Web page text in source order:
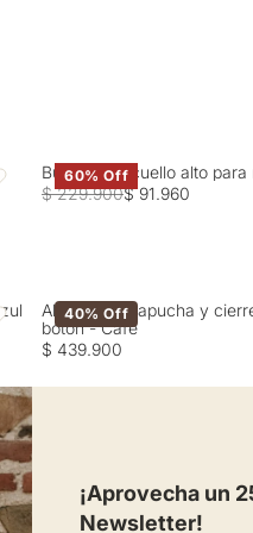
60% Off
Buzo tejido cuello alto
$ 229.900$ 91.960
40% Off
Abrigo con capucha y
botón - Café
$ 439.900
¡Aprovecha un
Newsletter!